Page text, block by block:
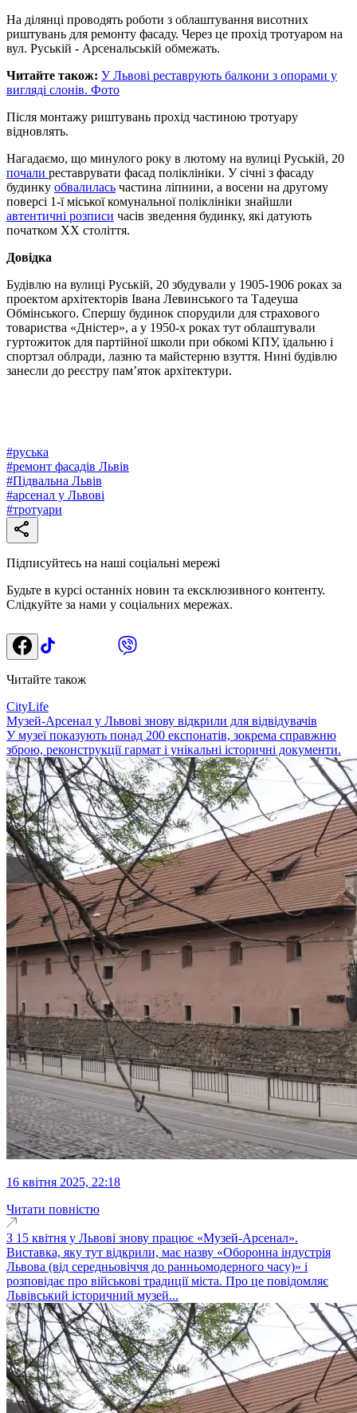
На ділянці проводять роботи з облаштування висотних
риштувань для ремонту фасаду. Через це прохід тротуаром на
вул. Руській - Арсенальській обмежать.
Читайте також: У Львові реставрують балкони з опорами у
вигляді слонів. Фото
Після монтажу риштувань прохід частиною тротуару
відновлять.
Нагадаємо, що минулого року в лютому на вулиці Руській, 20
почали реставрувати фасад поліклініки. У січні з фасаду
будинку обвалилась частина ліпнини, а восени на другому
поверсі 1-ї міської комунальної поліклініки знайшли
автентичні розписи часів зведення будинку, які датують
початком XX століття.
Довідка
Будівлю на вулиці Руській, 20 збудували у 1905-1906 роках за
проектом архітекторів Івана Левинського та Тадеуша
Обмінського. Спершу будинок спорудили для страхового
товариства «Дністер», а у 1950-х роках тут облаштували
гуртожиток для партійної школи при обкомі КПУ, їдальню і
спортзал облради, лазню та майстерню взуття. Нині будівлю
занесли до реєстру пам’яток архітектури.
#руська
#ремонт фасадів Львів
#Підвальна Львів
#арсенал у Львові
#тротуари
Підписуйтесь на наші соціальні мережі
Будьте в курсі останніх новин та ексклюзивного контенту.
Слідкуйте за нами у соціальних мережах.
Читайте також
CityLife
Музей-Арсенал у Львові знову відкрили для відвідувачів
У музеї показують понад 200 експонатів, зокрема справжню
зброю, реконструкції гармат і унікальні історичні документи.
16 квітня 2025, 22:18
Читати повністю
З 15 квітня у Львові знову працює «Музей-Арсенал».
Виставка, яку тут відкрили, має назву «Оборонна індустрія
Львова (від середньовіччя до ранньомодерного часу)» і
розповідає про військові традиції міста. Про це повідомляє
Львівський історичний музей...